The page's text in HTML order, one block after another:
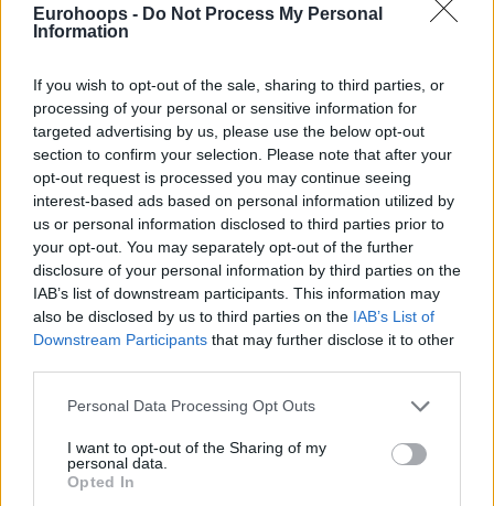
Eurohoops - Do Not Process My Personal
Information
If you wish to opt-out of the sale, sharing to third parties, or
processing of your personal or sensitive information for
targeted advertising by us, please use the below opt-out
section to confirm your selection. Please note that after your
opt-out request is processed you may continue seeing
interest-based ads based on personal information utilized by
us or personal information disclosed to third parties prior to
your opt-out. You may separately opt-out of the further
disclosure of your personal information by third parties on the
IAB’s list of downstream participants. This information may
also be disclosed by us to third parties on the IAB’s List of
Downstream Participants that may further disclose it to other
Please note that this website/app uses one or more Google
not limited to your visit or usage behaviour. You may click to
grant or deny consent to Google and its third-party tags to
use your data for below specified purposes in below Google
Personal Data Processing Opt Outs
I want to opt-out of the Sharing of my
personal data.
Opted In
Λίγο πριν αναχωρήσει για την Ισπανία, ο Τσαρλς Τζένκινς
μίλησε στο Eurohoops για την σεζόν στον Ολυμπιακό, η
Τζένκινς: Από τον Ολυμπιακό
στην Ισπανία!
10/APR/21 14:04
Παρελθόν από τον Ολυμπιακό
αποτελεί ο Τσαρλς Τζένκινς, όμως η
φετινή σεζόν δεν ολοκληρώθηκε
ακόμα για αυτόν, καθώς θα...
Τσαρλς Τζένκινς: “Έχω νιώσει
το ρατσισμό εναντίον μου”
φορές έχει νιώσει εναντίον του, την αστυνομική βία και
ασυδοσία...